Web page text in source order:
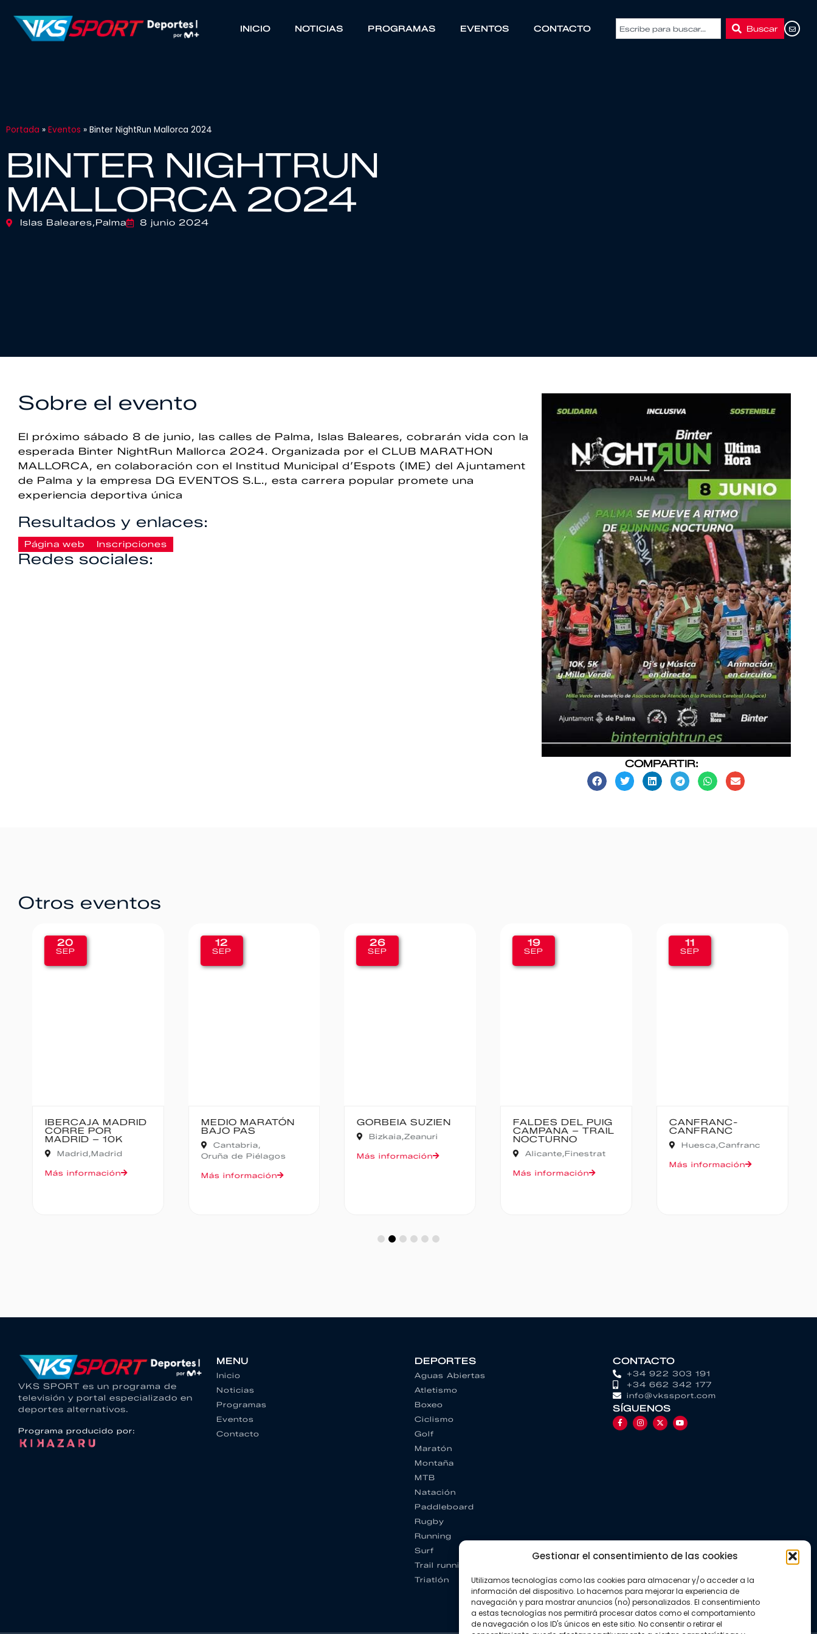
Gestionar el consentimiento de las cookies
Utilizamos tecnologías como las cookies para almacenar y/o acceder a la
información del dispositivo. Lo hacemos para mejorar la experiencia de
navegación y para mostrar anuncios (no) personalizados. El consentimiento
a estas tecnologías nos permitirá procesar datos como el comportamiento
de navegación o los ID's únicos en este sitio. No consentir o retirar el
INICIO NOTICIAS PROGRAMAS EVENTOS CONTACTO Buscar
Portada » Eventos » Binter NightRun Mallorca 2024
BINTER NIGHTRUN
MALLORCA 2024
Islas Baleares,Palma 8 junio 2024
Sobre el evento
El próximo sábado 8 de junio, las calles de Palma, Islas Baleares, cobrarán vida con la
esperada Binter NightRun Mallorca 2024. Organizada por el CLUB MARATHON
MALLORCA, en colaboración con el Institud Municipal d’Espots (IME) del Ajuntament
de Palma y la empresa DG EVENTOS S.L., esta carrera popular promete una
experiencia deportiva única
Resultados y enlaces:
Página web Inscripciones
Redes sociales:
COMPARTIR:
Otros eventos
20
SEP
IBERCAJA MADRID
CORRE POR
MADRID – 10K
Madrid, Madrid
Más información
12
SEP
MEDIO MARATÓN
BAJO PAS
Cantabria,
Oruña de Piélagos
Más información
26
SEP
GORBEIA SUZIEN
Bizkaia,Zeanuri
Más información
19
SEP
FALDES DEL PUIG
CAMPANA – TRAIL
NOCTURNO
Alicante,Finestrat
Más información
11
SEP
CANFRANC-
CANFRANC
Huesca,Canfranc
Más información
VKS SPORT es un programa de
televisión y portal especializado en
deportes alternativos.
Programa producido por:
MENU
Inicio
Noticias
Programas
Eventos
Contacto
DEPORTES
Aguas Abiertas
Atletismo
Boxeo
Ciclismo
Golf
Maratón
Montaña
MTB
Natación
Paddleboard
Rugby
Running
Surf
Trail running
Triatlón
CONTACTO
+34 922 303 191
+34 662 342 177
info@vkssport.com
SÍGUENOS